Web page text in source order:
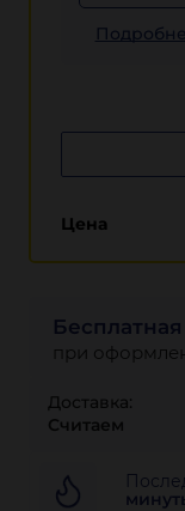
Цена
при
Доставка:
Считаем